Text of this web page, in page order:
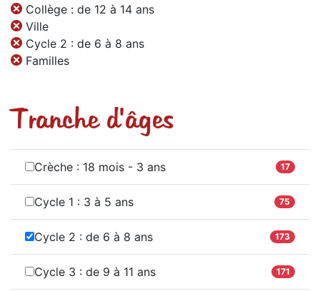
Collège : de 12 à 14 ans
Ville
Cycle 2 : de 6 à 8 ans
Familles
Tranche d'âges
Crèche : 18 mois - 3 ans 17
Cycle 1 : 3 à 5 ans 75
Cycle 2 : de 6 à 8 ans 173
Cycle 3 : de 9 à 11 ans 171